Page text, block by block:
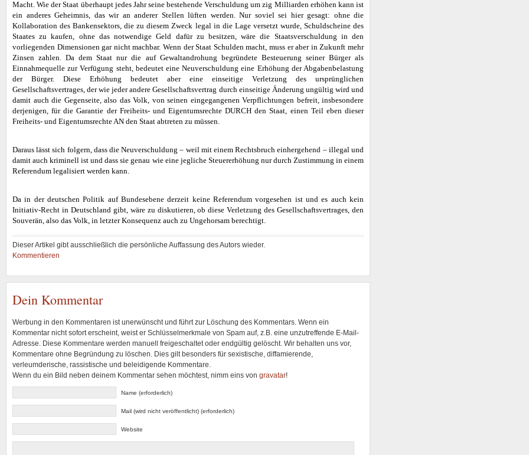
Macht. Wie der Staat überhaupt jedes Jahr seine bestehende Verschuldung um zig Milliarden erhöhen kann ist
ein anderes Geheimnis, das wir an anderer Stellen lüften werden. Nur soviel sei hier gesagt: ohne die
Kollaboration des Bankensektors, die zu diesem Zweck legal in die Lage versetzt wurde, Schuldscheine des
Staates zu kaufen, ohne das notwendige Geld dafür zu besitzen, wäre die Staatsverschuldung in den
vorliegenden Dimensionen gar nicht machbar. Wenn der Staat Schulden macht, muss er aber in Zukunft mehr
Zinsen zahlen. Da dem Staat nur die auf Gewaltandrohung begründete Besteuerung seiner Bürger als
Einnahmequelle zur Verfügung steht, bedeutet eine Neuverschuldung eine Erhöhung der Abgabenbelastung
der Bürger. Diese Erhöhung bedeutet aber eine einseitige Verletzung des ursprünglichen
Gesellschaftsvertrages, der wie jeder andere Gesellschaftsvertrag durch einseitige Änderung ungültig wird und
damit auch die Gegenseite, also das Volk, von seinen eingegangenen Verpflichtungen befreit, insbesondere
derjenigen, für die Garantie der Freiheits- und Eigentumsrechte DURCH den Staat, einen Teil eben dieser
Freiheits- und Eigentumsrechte AN den Staat abtreten zu müssen.
Daraus lässt sich folgern, dass die Neuverschuldung – weil mit einem Rechtsbruch einhergehend – illegal und
damit auch kriminell ist und dass sie genau wie eine jegliche Steuererhöhung nur durch Zustimmung in einem
Referendum legalisiert werden kann.
Da in der deutschen Politik auf Bundesebene derzeit keine Referendum vorgesehen ist und es auch kein
Initiativ-Recht in Deutschland gibt, wäre zu diskutieren, ob diese Verletzung des Gesellschaftsvertrages, den
Souverän, also das Volk, in letzter Konsequenz auch zu Ungehorsam berechtigt.
Dieser Artikel gibt ausschließlich die persönliche Auffassung des Autors wieder.
Kommentieren
Dein Kommentar
Werbung in den Kommentaren ist unerwünscht und führt zur Löschung des Kommentars. Wenn ein
Kommentar nicht sofort erscheint, weist er Schlüsselmerkmale von Spam auf, z.B. eine unzutreffende E-Mail-
Adresse. Diese Kommentare werden manuell freigeschaltet oder endgültig gelöscht. Wir behalten uns vor,
Kommentare ohne Begründung zu löschen. Dies gilt besonders für sexistische, diffamierende,
verleumderische, rassistische und beleidigende Kommentare.
Wenn du ein Bild neben deinem Kommentar sehen möchtest, nimm eins von gravatar!
Name (erforderlich)
Mail (wird nicht veröffentlicht) (erforderlich)
Website